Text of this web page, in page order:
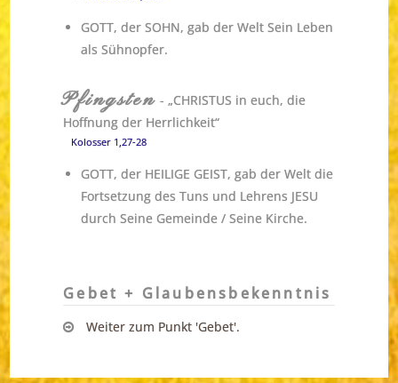
GOTT, der SOHN, gab der Welt Sein Leben
als Sühnopfer.
Pfingsten - „CHRISTUS in euch, die
Hoffnung der Herrlichkeit“
Kolosser 1,27-28
GOTT, der HEILIGE GEIST, gab der Welt die
Fortsetzung des Tuns und Lehrens JESU
durch Seine Gemeinde / Seine Kirche.
Gebet + Glaubensbekenntnis
Weiter zum Punkt 'Gebet'.